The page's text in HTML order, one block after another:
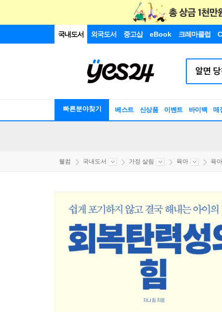
국내도서 외국도서 중고샵 eBook 크레마클럽
빠른분야찾기 베스트 신상품 이벤트 바이백 매
웰컴 국내도서 가정 살림 육아 육